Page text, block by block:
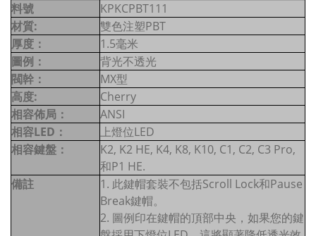
料號
KPKCPBT111
材質:
雙色注塑PBT
厚度：
1.5毫米
圖例：
背光不透光
閥幹：
MX型
高度:
Cherry
相容佈局：
ANSI
相容LED：
上燈位LED
相容鍵盤：
K2, K2 HE, K4, K8, K10, C1, C2, C3 Pro,
和P1 HE.
備註
1. 此鍵帽套裝不包括Scroll Lock和Pause
Break鍵帽。
2. 圖例印在鍵帽的頂部中央，如果您的鍵